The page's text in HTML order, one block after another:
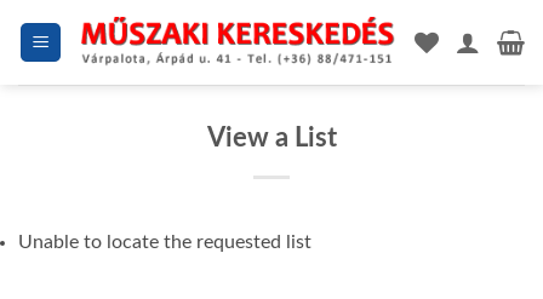
View a List
Unable to locate the requested list